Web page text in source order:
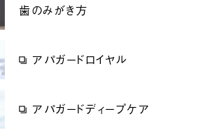
歯のみがき方
アパガードロイヤル
アパガードディープケア